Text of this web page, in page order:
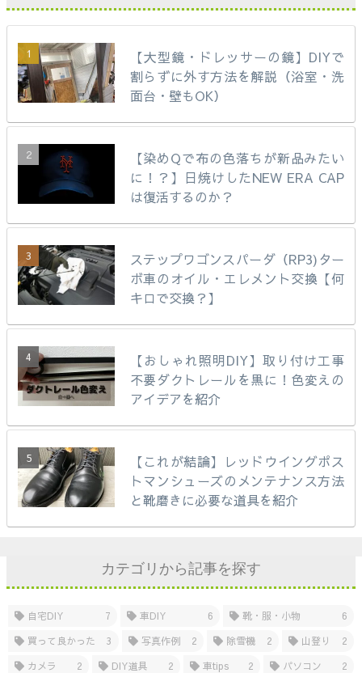
【大型鏡・ドレッサーの鏡】DIYで
割らずに外す方法を解説（浴室・洗
面台・壁もOK）
【染めQで布の色落ちが新品みたい
に！？】日焼けしたNEW ERA CAP
は復活するのか？
ステップワゴンスパーダ（RP3)ター
ボ車のオイル・エレメント交換【何
キロで交換？】
【おしゃれ照明DIY】取り付け工事
不要ダクトレールを黒に！色変えの
アイデアを紹介
【これが結論】レッドウイングポス
トマンシューズのメンテナンス方法
と靴磨きに必要な道具を紹介
カテゴリから記事を探す
自宅DIY 7 車DIY 6 靴・服・小物
6
買って良かった
3 写真作例 2 除雪機 2 山登り
2
カメラ
2 DIY道具 2 車tips 2 パソコン 2